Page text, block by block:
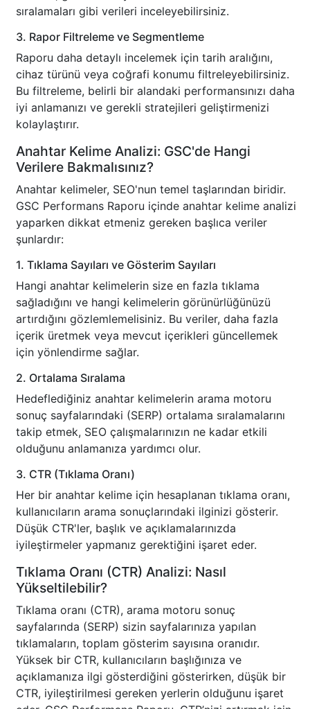
sıralamaları gibi verileri inceleyebilirsiniz.
3. Rapor Filtreleme ve Segmentleme
Raporu daha detaylı incelemek için tarih aralığını,
cihaz türünü veya coğrafi konumu filtreleyebilirsiniz.
Bu filtreleme, belirli bir alandaki performansınızı daha
iyi anlamanızı ve gerekli stratejileri geliştirmenizi
kolaylaştırır.
Anahtar Kelime Analizi: GSC'de Hangi
Verilere Bakmalısınız?
Anahtar kelimeler, SEO'nun temel taşlarından biridir.
GSC Performans Raporu içinde anahtar kelime analizi
yaparken dikkat etmeniz gereken başlıca veriler
şunlardır:
1. Tıklama Sayıları ve Gösterim Sayıları
Hangi anahtar kelimelerin size en fazla tıklama
sağladığını ve hangi kelimelerin görünürlüğünüzü
artırdığını gözlemlemelisiniz. Bu veriler, daha fazla
içerik üretmek veya mevcut içerikleri güncellemek
için yönlendirme sağlar.
2. Ortalama Sıralama
Hedeflediğiniz anahtar kelimelerin arama motoru
sonuç sayfalarındaki (SERP) ortalama sıralamalarını
takip etmek, SEO çalışmalarınızın ne kadar etkili
olduğunu anlamanıza yardımcı olur.
3. CTR (Tıklama Oranı)
Her bir anahtar kelime için hesaplanan tıklama oranı,
kullanıcıların arama sonuçlarındaki ilginizi gösterir.
Düşük CTR'ler, başlık ve açıklamalarınızda
iyileştirmeler yapmanız gerektiğini işaret eder.
Tıklama Oranı (CTR) Analizi: Nasıl
Yükseltilebilir?
Tıklama oranı (CTR), arama motoru sonuç
sayfalarında (SERP) sizin sayfalarınıza yapılan
tıklamaların, toplam gösterim sayısına oranıdır.
Yüksek bir CTR, kullanıcıların başlığınıza ve
açıklamanıza ilgi gösterdiğini gösterirken, düşük bir
CTR, iyileştirilmesi gereken yerlerin olduğunu işaret